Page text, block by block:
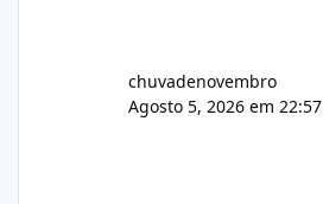
chuvadenovembro
Agosto 5, 2026 em 22:57